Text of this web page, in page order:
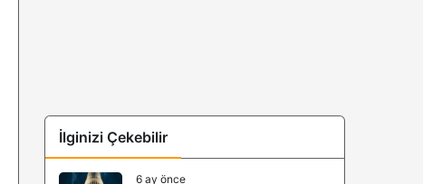
İlginizi Çekebilir
6 ay önce